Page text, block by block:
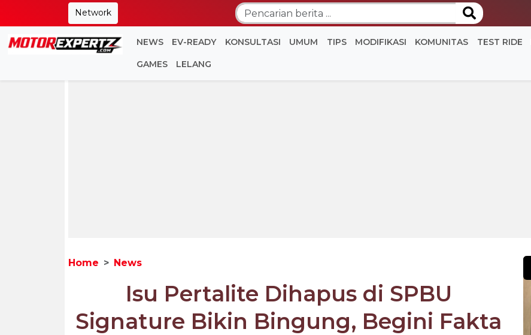
Network
NEWS EV-READY KONSULTASI UMUM TIPS MODIFIKASI KOMUNITAS TEST RIDE
GAMES LELANG
Home News
Isu Pertalite Dihapus di SPBU
Signature Bikin Bingung, Begini Fakta